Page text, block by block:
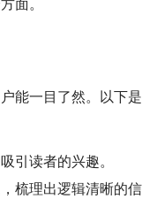
面。
能一目了然。以下是
引读者的兴趣。
梳理出逻辑清晰的信